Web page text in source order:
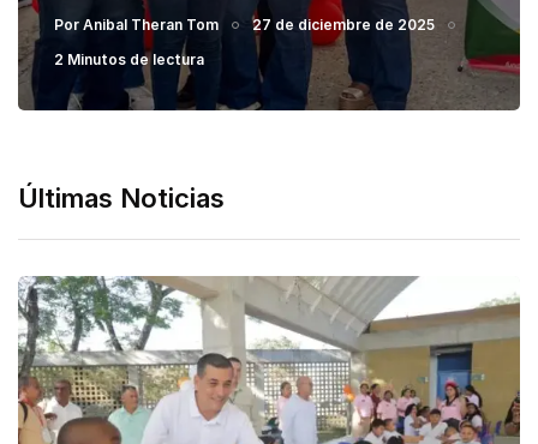
Por Anibal Theran Tom
27 de diciembre de 2025
2 Minutos de lectura
Últimas Noticias